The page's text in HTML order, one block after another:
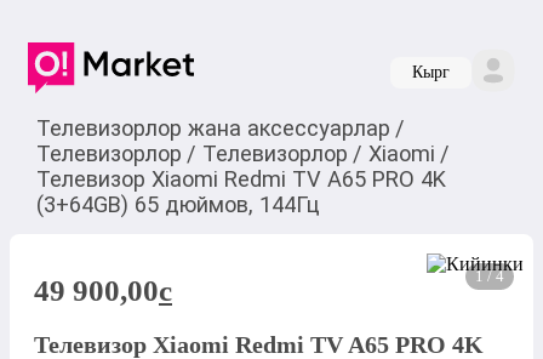
Кырг
Телевизорлор жана аксессуарлар /
Телевизорлор / Телевизорлор / Xiaomi /
Телевизор Xiaomi Redmi TV A65 PRO 4K
(3+64GB) 65 дюймов, 144Гц
1 / 4
49 900,00c
Телевизор Xiaomi Redmi TV A65 PRO 4K